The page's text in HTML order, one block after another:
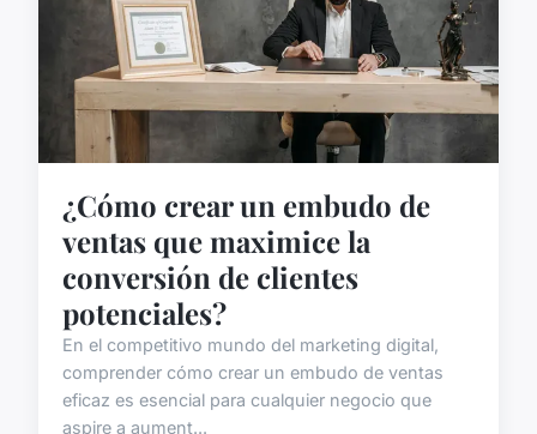
¿Cómo crear un embudo de
ventas que maximice la
conversión de clientes
potenciales?
En el competitivo mundo del marketing digital,
comprender cómo crear un embudo de ventas
eficaz es esencial para cualquier negocio que
aspire a aument...